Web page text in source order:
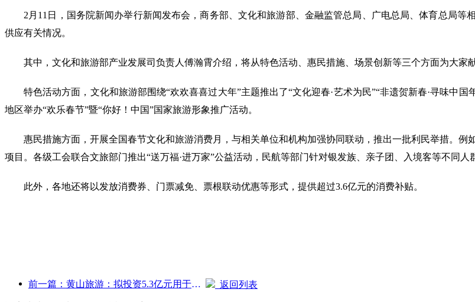
2月11日，国务院新闻办举行新闻发布会，商务部、文化和旅游部、金融监管总局、广电总局、体育总局等
供应有关情况。
其中，文化和旅游部产业发展司负责人傅瀚霄介绍，将从特色活动、惠民措施、场景创新等三个方面为大家
特色活动方面，文化和旅游部围绕“欢欢喜喜过大年”主题推出了“文化迎春·艺术为民”“非遗贺新春·寻味中
地区举办“欢乐春节”暨“你好！中国”国家旅游形象推广活动。
惠民措施方面，开展全国春节文化和旅游消费月，与相关单位和机构加强协同联动，推出一批利民举措。
项目。各级工会联合文旅部门推出“送万福·进万家”公益活动，民航等部门针对银发族、亲子团、入境客等不同人
此外，各地还将以发放消费券、门票减免、票根联动优惠等形式，提供超过3.6亿元的消费补贴。
前一篇：黄山旅游：拟投资5.3亿元用于酒店改造 返回列表